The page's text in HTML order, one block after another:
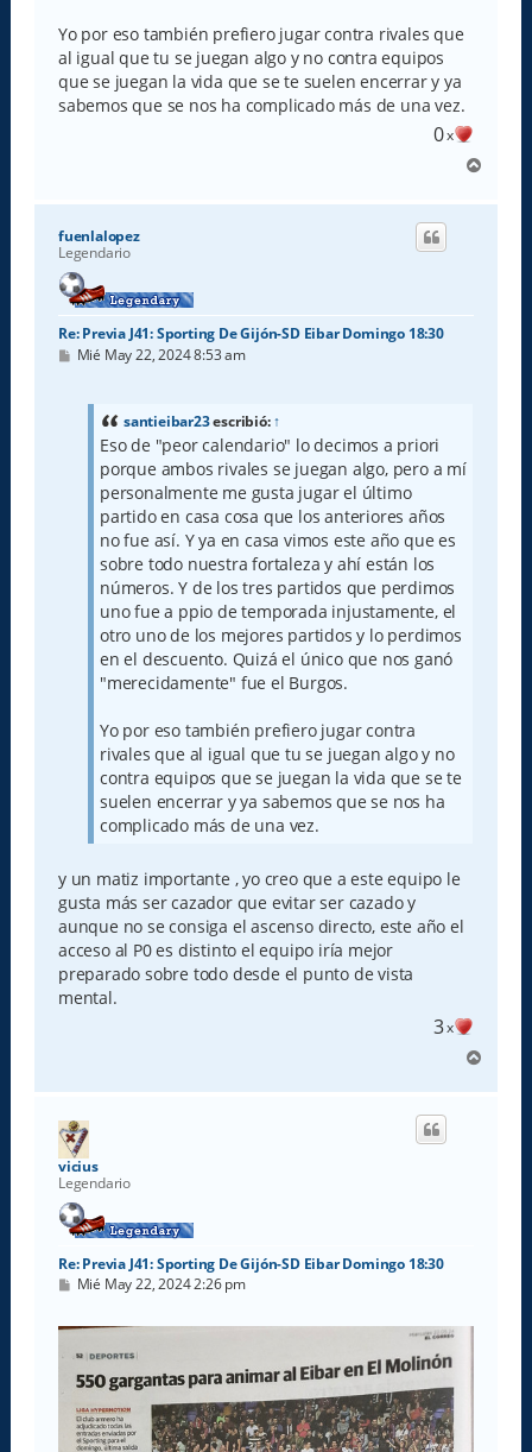
Yo por eso también prefiero jugar contra rivales que
al igual que tu se juegan algo y no contra equipos
que se juegan la vida que se te suelen encerrar y ya
sabemos que se nos ha complicado más de una vez.
0x
r
fuenlalopez
Legendario
Re: Previa J41: Sporting De Gijón-SD Eibar Domingo 18:30
M
Mié May 22, 2024 8:53 am
santieibar23escribió:↑
Eso de "peor calendario" lo decimos a priori
porque ambos rivales se juegan algo, pero a mí
personalmente me gusta jugar el último
partido en casa cosa que los anteriores años
no fue así. Y ya en casa vimos este año que es
sobre todo nuestra fortaleza y ahí están los
números. Y de los tres partidos que perdimos
uno fue a ppio de temporada injustamente, el
otro uno de los mejores partidos y lo perdimos
en el descuento. Quizá el único que nos ganó
"merecidamente" fue el Burgos.
Yo por eso también prefiero jugar contra
rivales que al igual que tu se juegan algo y no
contra equipos que se juegan la vida que se te
suelen encerrar y ya sabemos que se nos ha
complicado más de una vez.
y un matiz importante , yo creo que a este equipo le
gusta más ser cazador que evitar ser cazado y
aunque no se consiga el ascenso directo, este año el
acceso al P0 es distinto el equipo iría mejor
preparado sobre todo desde el punto de vista
mental.
3x
r
vicius
Legendario
Re: Previa J41: Sporting De Gijón-SD Eibar Domingo 18:30
M
s
a
j
e
Mié May 22, 2024 2:26 pm